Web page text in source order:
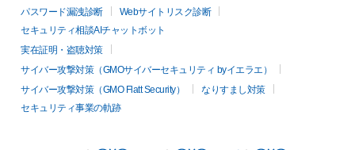
パスワード漏洩診断
Webサイトリスク診断
セキュリティ相談AIチャットボット
実在証明・盗聴対策
サイバー攻撃対策（GMOサイバーセキュリティ byイエラエ）
サイバー攻撃対策（GMO Flatt Security）
なりすまし対策
セキュリティ事業の軌跡